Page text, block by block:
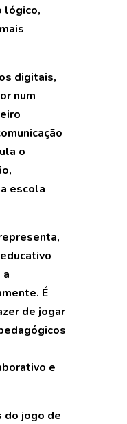
lógico,
digitais,
num
o
escola
É
de jogar
e
do jogo de